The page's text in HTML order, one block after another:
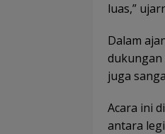
luas,”
Dalam
dukungan
juga
Acara ini
antara